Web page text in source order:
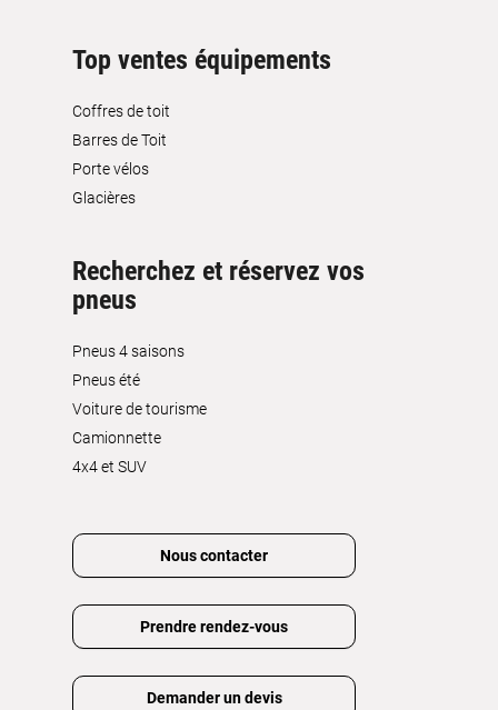
Top ventes équipements
Coffres de toit
Barres de Toit
Porte vélos
Glacières
Recherchez et réservez vos
pneus
Pneus 4 saisons
Pneus été
Voiture de tourisme
Camionnette
4x4 et SUV
Nous contacter
Prendre rendez-vous
Demander un devis